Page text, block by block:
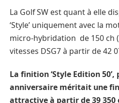
La Golf SW est quant à elle
‘Style’ uniquement avec la
micro-hybridation de 150 ch
vitesses DSG7 à partir de 42
La finition ‘Style Edition 50’,
anniversaire méritait une
attractive à partir de 39 350